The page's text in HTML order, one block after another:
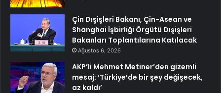
Çin Dışişleri Bakanı, Çin-Asean ve
Shanghai İşbirliği Örgütü Dışişleri
Bakanları Toplantılarına Katılacak
Ağustos 6, 2026
AKP’li Mehmet Metiner’den gizemli
mesaj: ‘Türkiye’de bir şey değişecek,
az kaldı’